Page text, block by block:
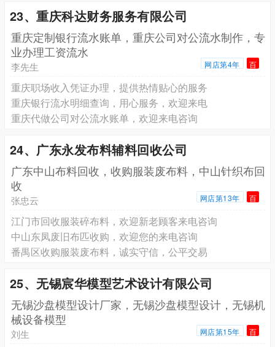
23、重庆科达财务服务有限公司
重庆定制银行流水账单，重庆公司对公流水制作，专
业办理工资流水
李先生 网店第4年 百
重庆职场收入凭证办理，提供热情贴心的服务
重庆银行流水明细查询，用心服务，欢迎来电
重庆代做公司对公流水账单，欢迎来电咨询
24、广东永发布料辅料回收公司
广东中山布料回收，收购服装废布料，中山针织布回
收
张忠云 网店第13年 百
江门市回收服装碎布料，欢迎新老顾客来电咨询
中山东凤废旧布匹收购，欢迎您的来电咨询
番禺区收购服装废布料，诚实守信，公平交易
25、无锡宸华模型艺术设计有限公司
无锡沙盘模型设计厂家，无锡沙盘模型设计，无锡机
械设备模型
刘生 网店第15年 百